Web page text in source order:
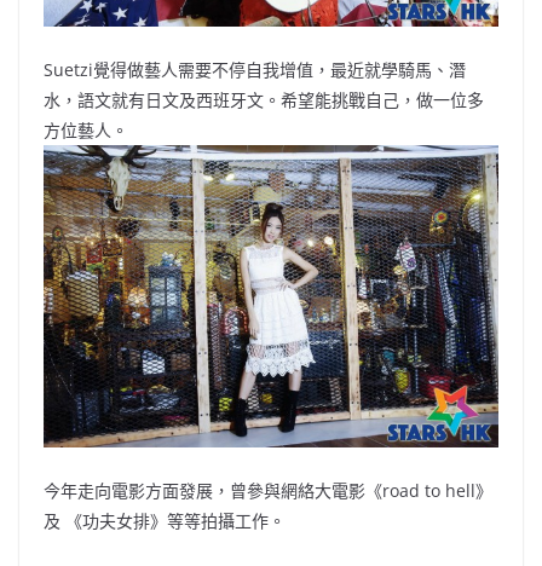
Suetzi覺得做藝人需要不停自我增值，最近就學騎馬、潛
水，語文就有日文及西班牙文。希望能挑戰自己，做一位多
方位藝人。
今年走向電影方面發展，曾參與網絡大電影《road to hell》
及 《功夫女排》等等拍攝工作。